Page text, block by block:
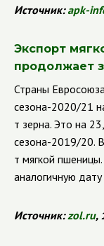
Источник:apk-
Экспорт
продолжает
Страны
сезона-2020/21
т зерна. Это на
сезона-2019/20.
т мягкой
аналогичную
Источник:zol.ru,